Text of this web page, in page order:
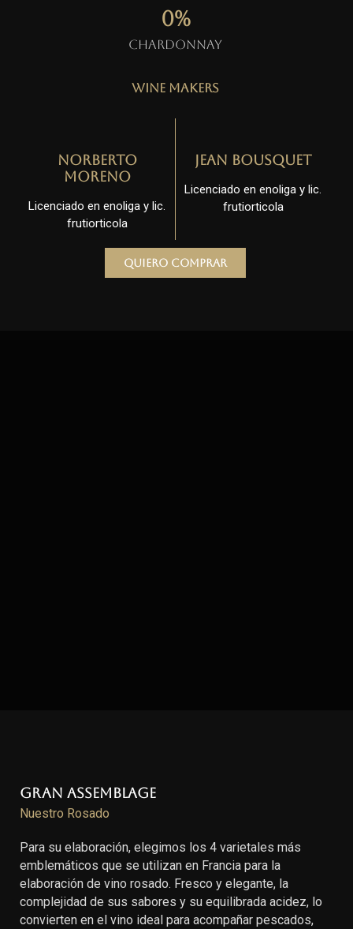
Chardonnay
0%
Wine Makers
Norberto
Moreno
Licenciado en enoliga y lic.
frutiorticola
Jean Bousquet
Licenciado en enoliga y lic.
frutiorticola
Quiero comprar
Gran Assemblage
Nuestro Rosado
Para su elaboración, elegimos los 4 varietales más
emblemáticos que se utilizan en Francia para la
elaboración de vino rosado. Fresco y elegante, la
complejidad de sus sabores y su equilibrada acidez, lo
convierten en el vino ideal para acompañar pescados,